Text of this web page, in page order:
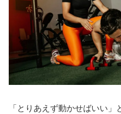
「とりあえず動かせばいい